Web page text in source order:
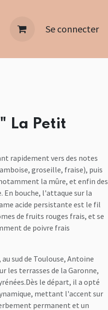
Se connecter
La Petit
rapidement vers des notes
groseille, fraise), puis
la mûre, et enfin des
En bouche, l'attaque sur la
acide persistante est le fil
de fruits rouges frais, et se
de poivre frais
sud de Toulouse, Antoine
les terrasses de la Garonne,
le départ, il a opté
mettant l'accent sur
permanent et un